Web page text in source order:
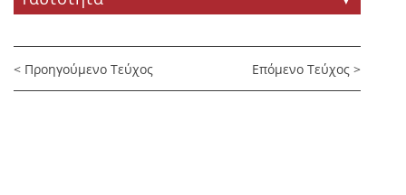
< Προηγούμενο Τεύχος Επόμενο Τεύχος >